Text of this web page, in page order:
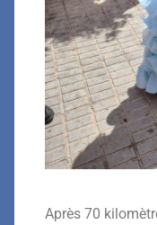
Après 70